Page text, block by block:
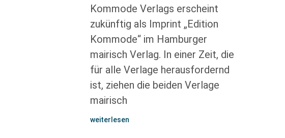
Kommode Verlags erscheint
zukünftig als Imprint „Edition
Kommode“ im Hamburger
mairisch Verlag. In einer Zeit, die
für alle Verlage herausfordernd
ist, ziehen die beiden Verlage
mairisch
weiterlesen